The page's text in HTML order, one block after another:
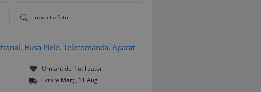
obiectiv foto
Husa Piele, Telecomanda, Aparat
Urmarit de 1 utilizator
Livrare Marți, 11 Aug